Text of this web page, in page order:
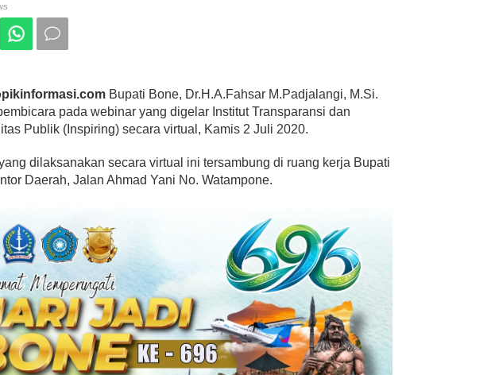
Bupati Bone, Dr.H.A.Fahsar M.Padjalangi, M.Si.
pada webinar yang digelar Institut Transparansi dan
Publik (Inspiring) secara virtual, Kamis 2 Juli 2020.
dilaksanakan secara virtual ini tersambung di ruang kerja Bupati
Daerah, Jalan Ahmad Yani No. Watampone.